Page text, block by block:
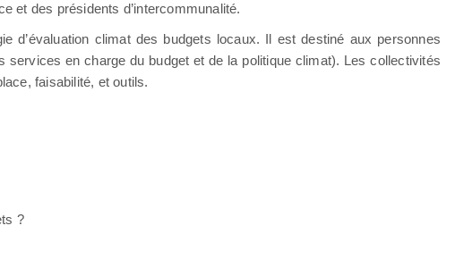
et des présidents d’intercommunalité.
d’évaluation climat des budgets locaux. Il est destiné aux personnes
en charge du budget et de la politique climat). Les collectivités
faisabilité, et outils.
?